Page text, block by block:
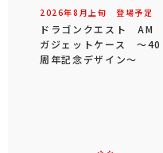
2026年8 月 上旬 登場予定
ドラゴンクエスト AM
ガジェットケース ～40
周年記念デザイン～